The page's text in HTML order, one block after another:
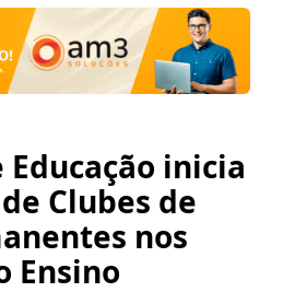
inicia
Clubes de
nos
Ensino